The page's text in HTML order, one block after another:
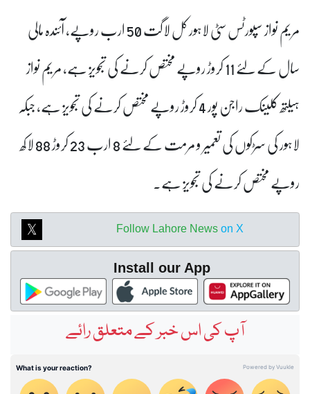
مریم نواز سپورٹس سٹی لاہور کل لاگت 50 ارب روپے، آئندہ مالی
سال کے لئے 11 کروڑ روپے مختص کرنے کی تجویز ہے، مریم نواز
ہیلتھ کلینک راجن پور 4 کروڑ روپے مختص کرنے کی تجویز ہے، جبکہ
لاہور کی سڑکوں کی تعمیر و مرمت کے لئے 8 ارب 23 کروڑ 88 لاکھ
روپے مختص کرنے کی تجویز ہے۔
Follow Lahore News on X
Install our App
آپ کی اس خبر کے متعلق رائے